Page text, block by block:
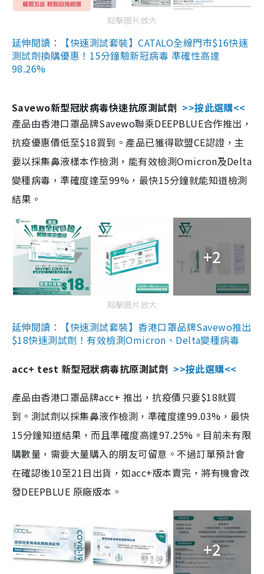
點擊圖片放大
延伸閱讀：【快速測試套裝】CATALO全線門市$16快速
測試劑換購優惠！15分鐘驗新冠病毒 準確性高達
98.26%
Savewo新型冠狀病毒快速抗原測試劑 >>按此選購<<
產品由香港口罩品牌Savewo聯乘DEEPBLUE合作推出，
抗疫優惠價低至$18買到。產品已獲得歐盟CE認證，主
要以採集鼻液樣本作檢測，能有效檢測Omicron及Delta
變種病毒，準確度達至99%，最快15分鐘就能知道檢測
結果。
+2
點擊圖片放大
延伸閱讀：【快速測試套裝】香港口罩品牌Savewo推出
$18快速測試劑！有效檢測Omicron、Delta變種病毒
acc+ test 新型冠狀病毒抗原測試劑 >>按此選購<<
產品由香港口罩品牌acc+ 推出，抗疫價只要$18就買
到。測試劑以採集鼻液作檢測，準確度達99.03%，最快
15分鐘知道結果，而且準確度高達97.25%。目前未有限
購數量，需要大量購入的朋友可留意。不過訂單預計會
在確認後10至21日出貨，如acc+版本賣完，將有機會改
發DEEPBLUE 原廠版本。
+2